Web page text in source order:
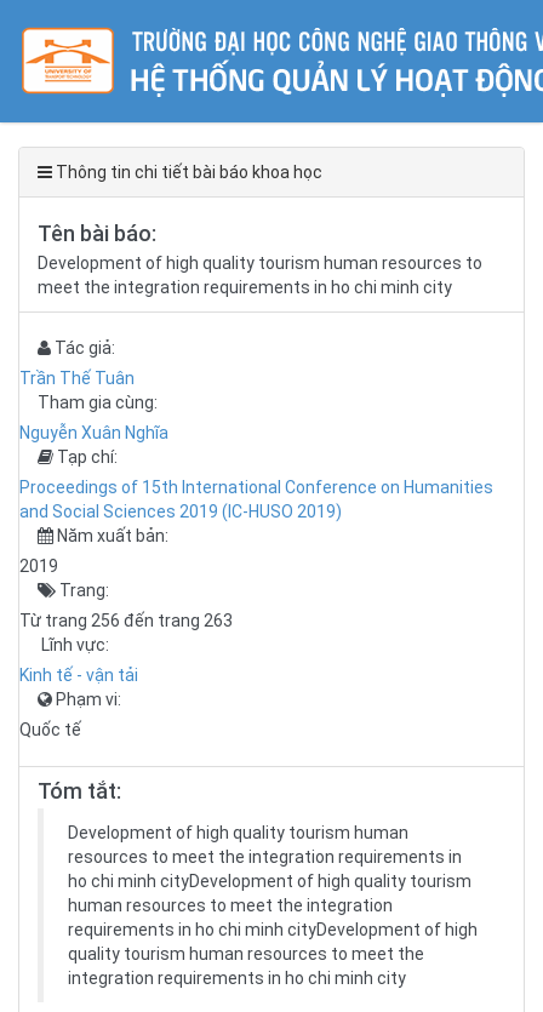
Thông tin chi tiết bài báo khoa học
Tên bài báo:
Development of high quality tourism human resources to
meet the integration requirements in ho chi minh city
Tác giả:
Trần Thế Tuân
Tham gia cùng:
Nguyễn Xuân Nghĩa
Tạp chí:
Proceedings of 15th International Conference on Humanities
and Social Sciences 2019 (IC-HUSO 2019)
Năm xuất bản:
2019
Trang:
Từ trang 256 đến trang 263
Lĩnh vực:
Kinh tế - vận tải
Phạm vi:
Quốc tế
Tóm tắt:
Development of high quality tourism human
resources to meet the integration requirements in
ho chi minh cityDevelopment of high quality tourism
human resources to meet the integration
requirements in ho chi minh cityDevelopment of high
quality tourism human resources to meet the
integration requirements in ho chi minh city